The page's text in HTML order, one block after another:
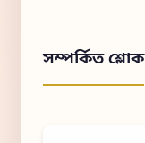
সম্পর্কিত শ্লোক